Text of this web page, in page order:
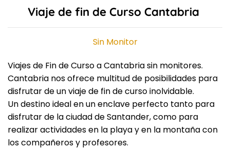
Viaje de fin de Curso Cantabria
Sin Monitor
Viajes de Fin de Curso a Cantabria sin monitores.
Cantabria nos ofrece multitud de posibilidades para
disfrutar de un viaje de fin de curso inolvidable.
Un destino ideal en un enclave perfecto tanto para
disfrutar de la ciudad de Santander, como para
realizar actividades en la playa y en la montaña con
los compañeros y profesores.